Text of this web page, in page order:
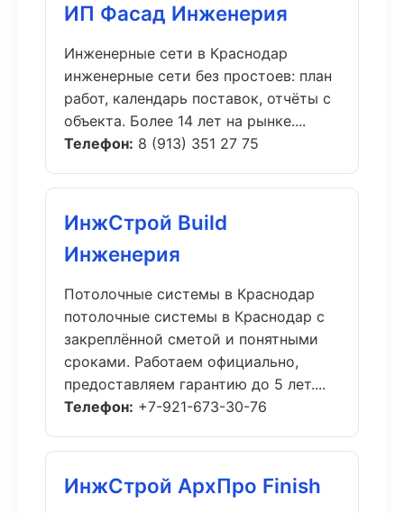
ИП Фасад Инженерия
Инженерные сети в Краснодар
инженерные сети без простоев: план
работ, календарь поставок, отчёты с
объекта. Более 14 лет на рынке....
Телефон: 8 (913) 351 27 75
ИнжСтрой Build
Инженерия
Потолочные системы в Краснодар
потолочные системы в Краснодар с
закреплённой сметой и понятными
сроками. Работаем официально,
предоставляем гарантию до 5 лет....
Телефон: +7-921-673-30-76
ИнжСтрой АрхПро Finish